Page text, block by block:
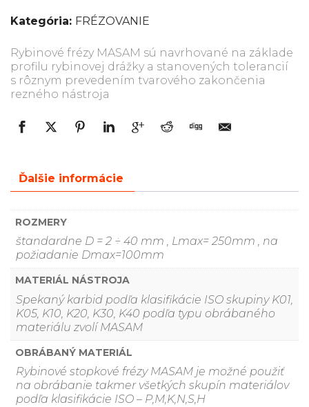
Kategória: FRÉZOVANIE
Rybinové frézy MASAM sú navrhované na základe
profilu rybinovej drážky a stanovených tolerancií
s rôznym prevedením tvarového zakončenia
rezného nástroja
Ďalšie informácie
ROZMERY
štandardne D = 2 ÷ 40 mm , Lmax= 250mm , na
požiadanie Dmax=100mm
MATERIÁL NÁSTROJA
Spekaný karbid podľa klasifikácie ISO skupiny K01,
K05, K10, K20, K30, K40 podľa typu obrábaného
materiálu zvolí MASAM
OBRÁBANÝ MATERIÁL
Rybinové stopkové frézy MASAM je možné použiť
na obrábanie takmer všetkých skupín materiálov
podľa klasifikácie ISO – P,M,K,N,S,H